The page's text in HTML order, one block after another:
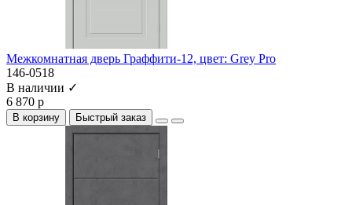
Межкомнатная дверь Граффити-12, цвет: Grey Pro
146-0518
В наличии ✓
6 870 р
В корзину Быстрый заказ